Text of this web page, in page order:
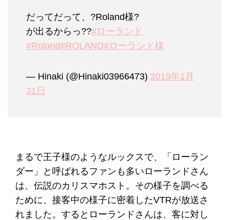
だってだって、?Roland様?
が出るからっ??#ローランド
#Roland#ROLAND#ローランド様
— Hinaki (@Hinaki03966473) 2019年1月
31日
まるで王子様のようなルックスで、「ローラン
ダー」と呼ばれるファンも多いローランドさん
は、伝説のカリスマホスト。その様子を調べる
ために、接客中の様子に密着したVTRが放送さ
れました。するとローランドさんは、客に対し